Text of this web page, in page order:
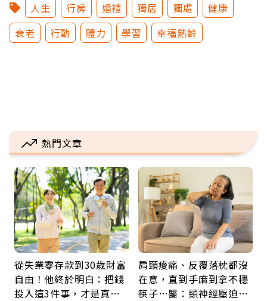
人生 行房 婚禮 獨居 獨處
健康
衰老
行動 體力 學習 幸福熟齡
熱門文章
從失業零存款到30歲財富
自由！他終於明白：把錢
投入這3件事，才是真正
肩頸痠痛、反覆落枕都沒
在意，直到手麻到拿不穩
筷子…醫：頸神經壓迫上